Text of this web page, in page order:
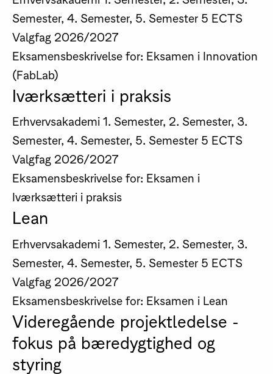
Semester, 4. Semester, 5. Semester 5 ECTS
Valgfag 2026/2027
Eksamensbeskrivelse for: Eksamen i Innovation
(FabLab)
Iværksætteri i praksis
Erhvervsakademi 1. Semester, 2. Semester, 3.
Semester, 4. Semester, 5. Semester 5 ECTS
Valgfag 2026/2027
Eksamensbeskrivelse for: Eksamen i
Iværksætteri i praksis
Lean
Erhvervsakademi 1. Semester, 2. Semester, 3.
Semester, 4. Semester, 5. Semester 5 ECTS
Valgfag 2026/2027
Eksamensbeskrivelse for: Eksamen i Lean
Videregående projektledelse -
fokus på bæredygtighed og
styring